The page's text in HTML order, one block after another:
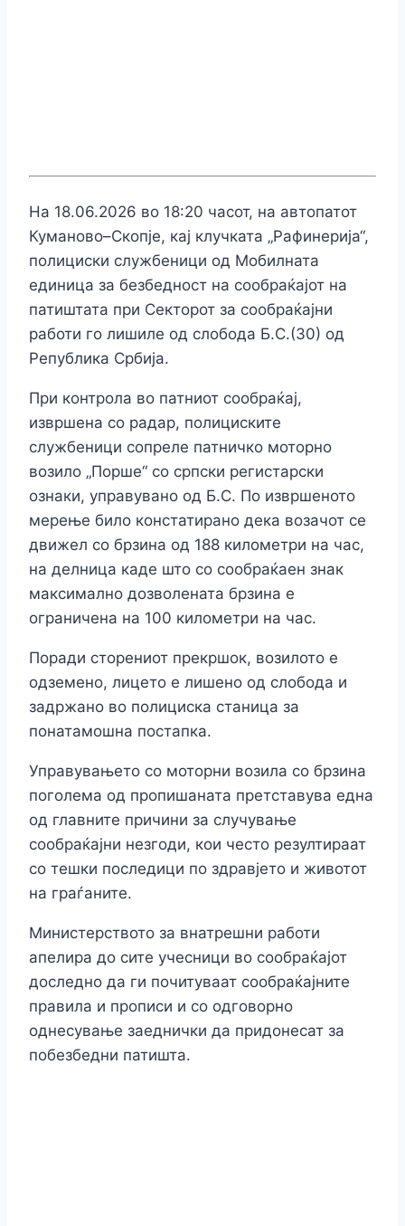
На 18.06.2026 во 18:20 часот, на автопатот
Куманово–Скопје, кај клучката „Рафинерија“,
полициски службеници од Мобилната
единица за безбедност на сообраќајот на
патиштата при Секторот за сообраќајни
работи го лишиле од слобода Б.С.(30) од
Република Србија.
При контрола во патниот сообраќај,
извршена со радар, полициските
службеници сопреле патничко моторно
возило „Порше“ со српски регистарски
ознаки, управувано од Б.С. По извршеното
мерење било констатирано дека возачот се
движел со брзина од 188 километри на час,
на делница каде што со сообраќаен знак
максимално дозволената брзина е
ограничена на 100 километри на час.
Поради сторениот прекршок, возилото е
одземено, лицето е лишено од слобода и
задржано во полициска станица за
понатамошна постапка.
Управувањето со моторни возила со брзина
поголема од пропишаната претставува една
од главните причини за случување
сообраќајни незгоди, кои често резултираат
со тешки последици по здравјето и животот
на граѓаните.
Министерството за внатрешни работи
апелира до сите учесници во сообраќајот
доследно да ги почитуваат сообраќајните
правила и прописи и со одговорно
однесување заеднички да придонесат за
побезбедни патишта.